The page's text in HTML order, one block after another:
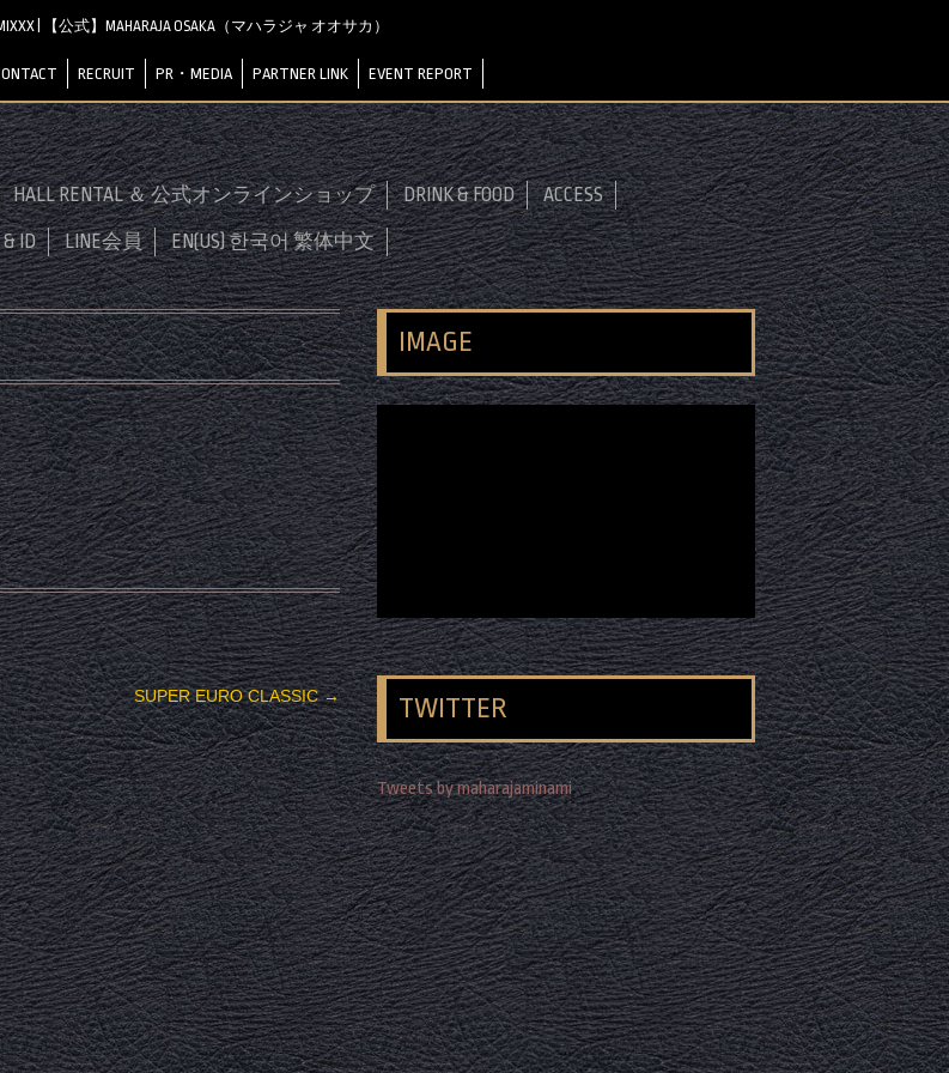
MIXXX | 【公式】MAHARAJA OSAKA（マハラジャ オオサカ）
RECRUIT PR・MEDIA PARTNER LINK EVENT REPORT
HALL RENTAL ＆ 公式オンラインショップ DRINK & FOOD ACCESS
& ID LINE会員 EN(US) 한국어 繁体中文
SUPER EURO CLASSIC→
IMAGE
TWITTER
Tweets by maharajaminami